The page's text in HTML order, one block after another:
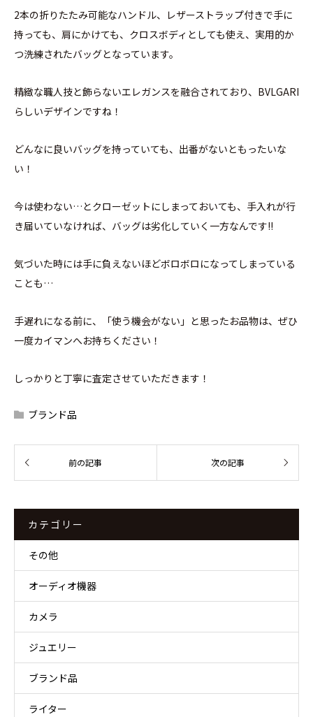
2本の折りたたみ可能なハンドル、レザーストラップ付きで手に
持っても、肩にかけても、クロスボディとしても使え、実用的か
つ洗練されたバッグとなっています。
精緻な職人技と飾らないエレガンスを融合されており、BVLGARI
らしいデザインですね！
どんなに良いバッグを持っていても、出番がないともったいな
い！
今は使わない…とクローゼットにしまっておいても、手入れが行
き届いていなければ、バッグは劣化していく一方なんです!!
気づいた時には手に負えないほどボロボロになってしまっている
ことも…
手遅れになる前に、「使う機会がない」と思ったお品物は、ぜひ
一度カイマンへお持ちください！
しっかりと丁寧に査定させていただきます！
ブランド品
カテゴリー
その他
オーディオ機器
カメラ
ジュエリー
ブランド品
ライター